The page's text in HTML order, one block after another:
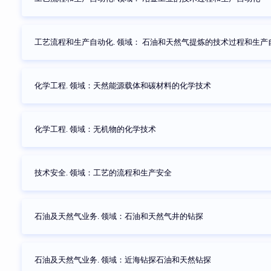
工艺流程和生产自动化. 领域： 石油和天然气提炼的技术过程和生产
化学工程. 领域：天然能源载体和碳材料的化学技术
化学工程. 领域：无机物的化学技术
技术安全. 领域：工艺的流程和生产安全
石油及天然气业务. 领域：石油和天然气井的钻探
石油及天然气业务. 领域：近海钻探石油和天然钻探